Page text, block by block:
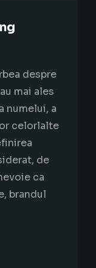
despre
mai ales
numelui, a
celorlalte
de
ca
brandul